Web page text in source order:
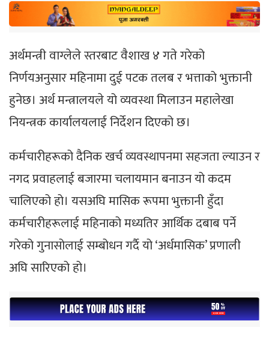
​अर्थमन्त्री वाग्लेले स्तरबाट वैशाख ४ गते गरेको
निर्णयअनुसार महिनामा दुई पटक तलब र भत्ताको भुक्तानी
हुनेछ। अर्थ मन्त्रालयले यो व्यवस्था मिलाउन महालेखा
नियन्त्रक कार्यालयलाई निर्देशन दिएको छ।
कर्मचारीहरूको दैनिक खर्च व्यवस्थापनमा सहजता ल्याउन र
नगद प्रवाहलाई बजारमा चलायमान बनाउन यो कदम
चालिएको हो। यसअघि मासिक रूपमा भुक्तानी हुँदा
कर्मचारीहरूलाई महिनाको मध्यतिर आर्थिक दबाब पर्ने
गरेको गुनासोलाई सम्बोधन गर्दै यो ‘अर्धमासिक’ प्रणाली
अघि सारिएको हो।